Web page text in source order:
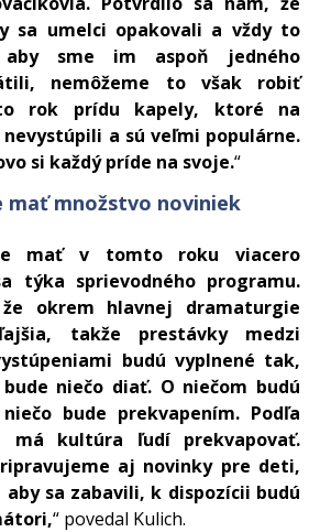
sa umelci opakovali a vždy to
sme im aspoň jedného
nemôžeme to však robiť
rok prídu kapely, ktoré na
a sú veľmi populárne.
si každý príde na svoje.“
mať množstvo noviniek
mať v tomto roku viacero
týka sprievodného programu.
okrem hlavnej dramaturgie
takže prestávky medzi
budú vyplnené tak,
niečo diať. O niečom budú
bude prekvapením. Podľa
má kultúra ľudí prekvapovať.
aj novinky pre deti,
sa zabavili, k dispozícii budú
“ povedal Kulich.